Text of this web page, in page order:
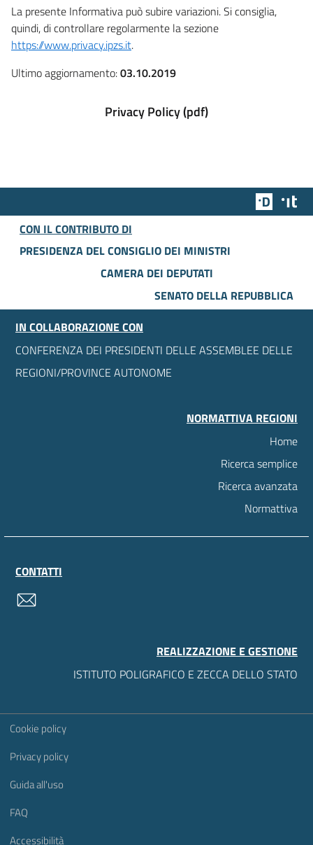
La presente Informativa può subire variazioni. Si consiglia,
quindi, di controllare regolarmente la sezione
https://www.privacy.ipzs.it.
Ultimo aggiornamento:03.10.2019
Privacy Policy (pdf)
Team
CON IL CONTRIBUTO DI
PRESIDENZA DEL CONSIGLIO DEI MINISTRI
CAMERA DEI DEPUTATI
SENATO DELLA REPUBBLICA
IN COLLABORAZIONE CON
CONFERENZA DEI PRESIDENTI DELLE ASSEMBLEE DELLE
REGIONI/PROVINCE AUTONOME
NORMATTIVA REGIONI
Home
Ricerca semplice
Ricerca avanzata
Normattiva
CONTATTI
REALIZZAZIONE E GESTIONE
ISTITUTO POLIGRAFICO E ZECCA DELLO STATO
Sezione Link Utili
Cookie policy
Privacy policy
Guida all'uso
FAQ
Accessibilità